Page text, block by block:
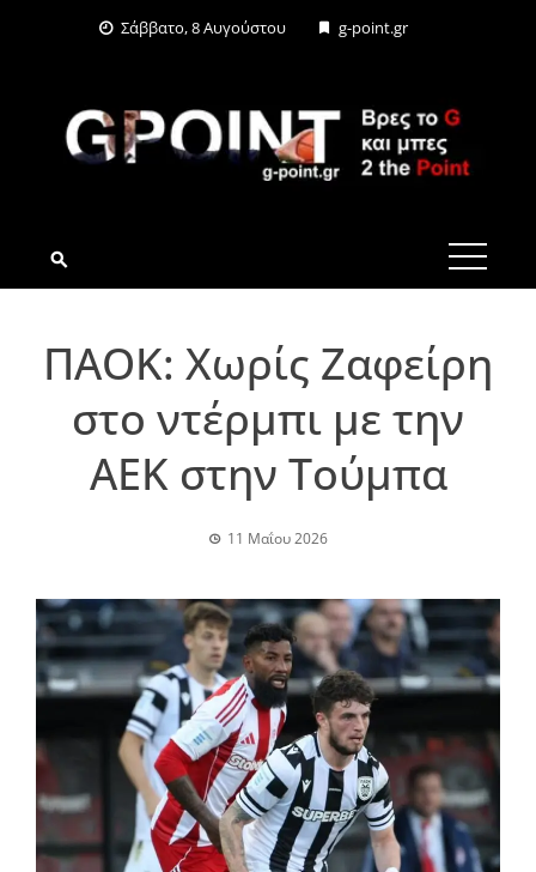
Σάββατο, 8 Αυγούστου g-point.gr
G-POINT.GR
ΠΑΟΚ: Χωρίς Ζαφείρη
στο ντέρμπι με την
ΑΕΚ στην Τούμπα
11 Μαΐου 2026